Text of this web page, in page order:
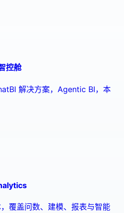
控舱
解决方案，Agentic BI，本
覆盖问数、建模、报表与智能